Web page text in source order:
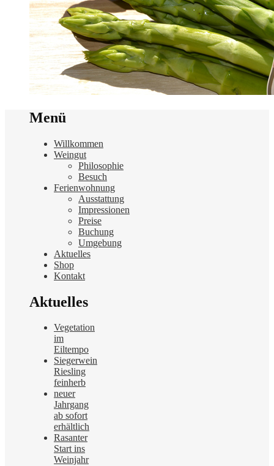
Menü
Willkommen
Weingut
Philosophie
Besuch
Ferienwohnung
Ausstattung
Impressionen
Preise
Buchung
Umgebung
Aktuelles
Shop
Kontakt
Aktuelles
Vegetation
im
Eiltempo
Siegerwein
Riesling
feinherb
neuer
Jahrgang
ab sofort
erhältlich
Rasanter
Start ins
Weinjahr